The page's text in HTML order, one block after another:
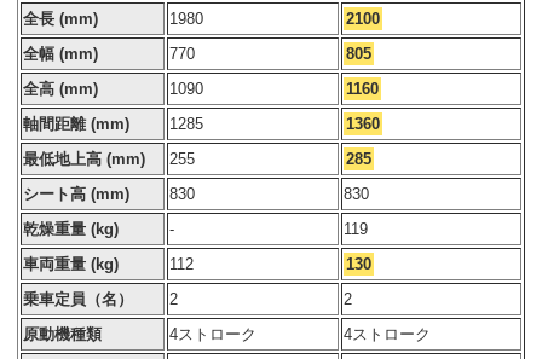
全長 (mm)
1980
2100
全幅 (mm)
770
805
全高 (mm)
1090
1160
軸間距離 (mm)
1285
1360
最低地上高 (mm)
255
285
シート高 (mm)
830
830
乾燥重量 (kg)
-
119
車両重量 (kg)
112
130
乗車定員（名）
2
2
原動機種類
4ストローク
4ストローク